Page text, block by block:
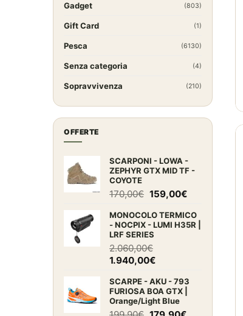
Gadget (803)
Gift Card (1)
Pesca (6130)
Senza categoria (4)
Sopravvivenza (210)
OFFERTE
SCARPONI - LOWA -
ZEPHYR GTX MID TF -
COYOTE
170,00€ Il
originale
era:
170,00€.
159,00€Il
attuale
è:
MONOCOLO TERMICO
- NOCPIX - LUMI H35R |
LRF SERIES
2.060,00€
Il
originale
era:
2.060,00€.
1.940,00€Il
attuale
è:
1.940,00€.
SCARPE - AKU - 793
FURIOSA BOA GTX |
Orange/Light Blue